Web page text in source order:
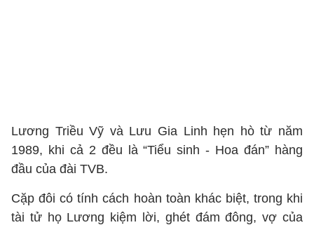
Lương Triều Vỹ và Lưu Gia Linh hẹn hò từ năm
1989, khi cả 2 đều là “Tiểu sinh - Hoa đán” hàng
đầu của đài TVB.
Cặp đôi có tính cách hoàn toàn khác biệt, trong khi
tài tử họ Lương kiệm lời, ghét đám đông, vợ của